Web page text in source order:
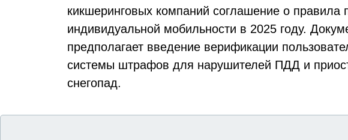
кикшеринговых компаний соглашение о правила
индивидуальной мобильности в 2025 году.
предполагает введение верификации
системы штрафов для нарушителей ПДД и
снегопад.